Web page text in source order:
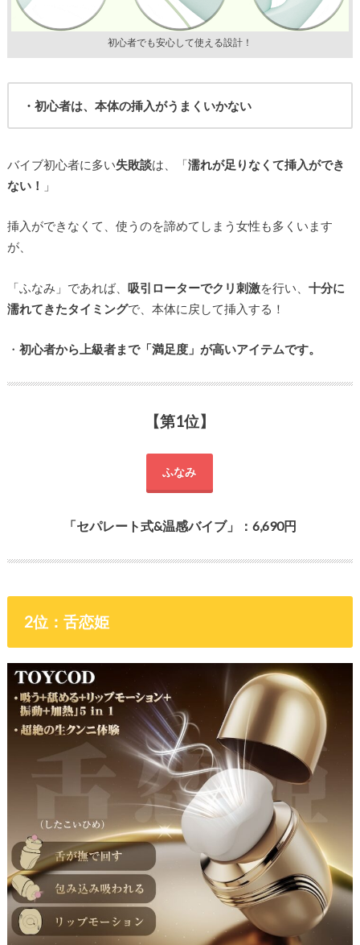
初心者でも安心して使える設計！
・初心者は、本体の挿入がうまくいかない
バイブ初心者に多い失敗談は、「濡れが足りなくて挿入ができ
ない！
」
挿入ができなくて、使うのを諦めてしまう女性も多くいます
が、
「ふなみ」であれば、 吸引ローターでクリ刺激を行い、 十分に
濡れてきたタイミングで、本体に戻して挿入する！
・ 初心者から上級者まで「満足度」が高いアイテムです。
【第1位】
ふなみ
「セパレート式&温感バイブ」：6,690円
2位：舌恋姫